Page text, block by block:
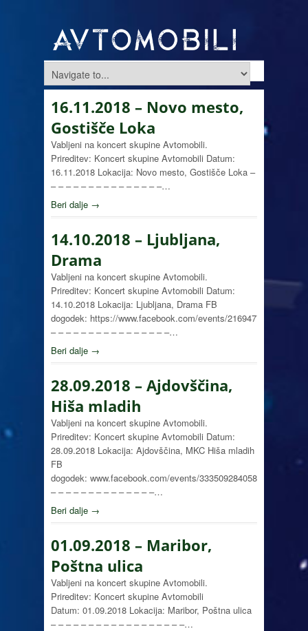
16.11.2018 – Novo mesto,
Gostišče Loka
Vabljeni na koncert skupine Avtomobili.
Prireditev: Koncert skupine Avtomobili Datum:
16.11.2018 Lokacija: Novo mesto, Gostišče Loka –
– – – – – – – – – – – – – – –…
Beri dalje →
14.10.2018 – Ljubljana,
Drama
Vabljeni na koncert skupine Avtomobili.
Prireditev: Koncert skupine Avtomobili Datum:
14.10.2018 Lokacija: Ljubljana, Drama FB
dogodek: https://www.facebook.com/events/2169477039986654/
– – – – – – – – – – – – – – – –…
Beri dalje →
28.09.2018 – Ajdovščina,
Hiša mladih
Vabljeni na koncert skupine Avtomobili.
Prireditev: Koncert skupine Avtomobili Datum:
28.09.2018 Lokacija: Ajdovščina, MKC Hiša mladih
FB
dogodek: www.facebook.com/events/333509284058327
– – – – – – – – – – – – – –…
Beri dalje →
01.09.2018 – Maribor,
Poštna ulica
Vabljeni na koncert skupine Avtomobili.
Prireditev: Koncert skupine Avtomobili
Datum: 01.09.2018 Lokacija: Maribor, Poštna ulica
– – – – – – – – – – – – – – – – – –…